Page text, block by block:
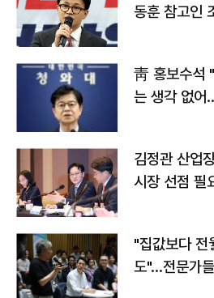
동훈 참고인
靑 홍보수석
는 생각 없어
김정관 산업
시장 선점
"집값보다 전
도"…전문가